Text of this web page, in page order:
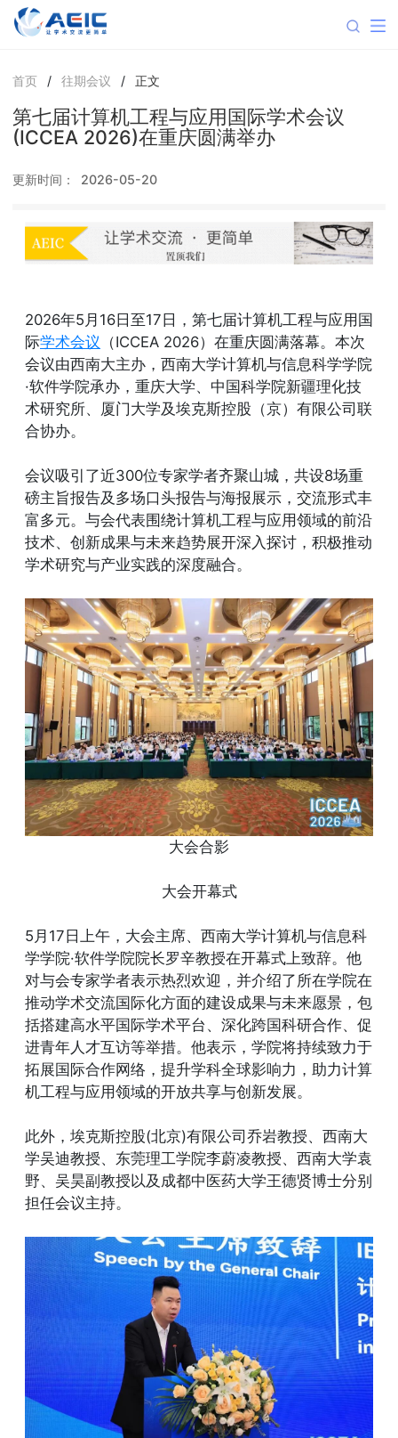
首页 / 往期会议 / 正文
第七届计算机工程与应用国际学术会议
(ICCEA 2026)在重庆圆满举办
更新时间： 2026-05-20
2026年5月16日至17日，第七届计算机工程与应用国
际学术会议 （ICCEA 2026）在重庆圆满落幕。本次
会议由西南大主办，西南大学计算机与信息科学学院
·软件学院承办，重庆大学、中国科学院新疆理化技
术研究所、厦门大学及埃克斯控股（京）有限公司联
合协办。
会议吸引了近300位专家学者齐聚山城，共设8场重
磅主旨报告及多场口头报告与海报展示，交流形式丰
富多元。与会代表围绕计算机工程与应用领域的前沿
技术、创新成果与未来趋势展开深入探讨，积极推动
学术研究与产业实践的深度融合。
大会合影
大会开幕式
5月17日上午，大会主席、西南大学计算机与信息科
学学院·软件学院院长罗辛教授在开幕式上致辞。他
对与会专家学者表示热烈欢迎，并介绍了所在学院在
推动学术交流国际化方面的建设成果与未来愿景，包
括搭建高水平国际学术平台、深化跨国科研合作、促
进青年人才互访等举措。他表示，学院将持续致力于
拓展国际合作网络，提升学科全球影响力，助力计算
机工程与应用领域的开放共享与创新发展。
此外，埃克斯控股(北京)有限公司乔岩教授、西南大
学吴迪教授、东莞理工学院李蔚凌教授、西南大学袁
野、吴昊副教授以及成都中医药大学王德贤博士分别
担任会议主持。